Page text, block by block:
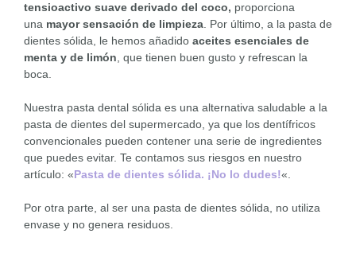
tensioactivo suave derivado del coco, proporciona
una mayor sensación de limpieza . Por último, a la pasta de
dientes sólida, le hemos añadido aceites esenciales de
menta y de limón , que tienen buen gusto y refrescan la
boca.
Nuestra pasta dental sólida es una alternativa saludable a la
pasta de dientes del supermercado, ya que los dentífricos
convencionales pueden contener una serie de ingredientes
que puedes evitar. Te contamos sus riesgos en nuestro
artículo: «Pasta de dientes sólida. ¡No lo dudes!«.
Por otra parte, al ser una pasta de dientes sólida, no utiliza
envase y no genera residuos.